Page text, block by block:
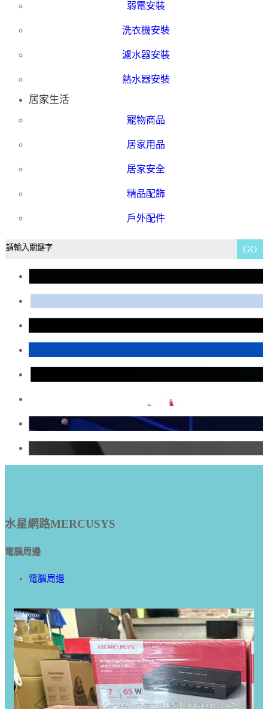
弱電安裝
洗衣機安裝
濾水器安裝
熱水器安裝
居家生活
寵物商品
居家用品
居家安全
精品配飾
戶外配件
GO
水星網路MERCUSYS
電腦周邊
電腦周邊